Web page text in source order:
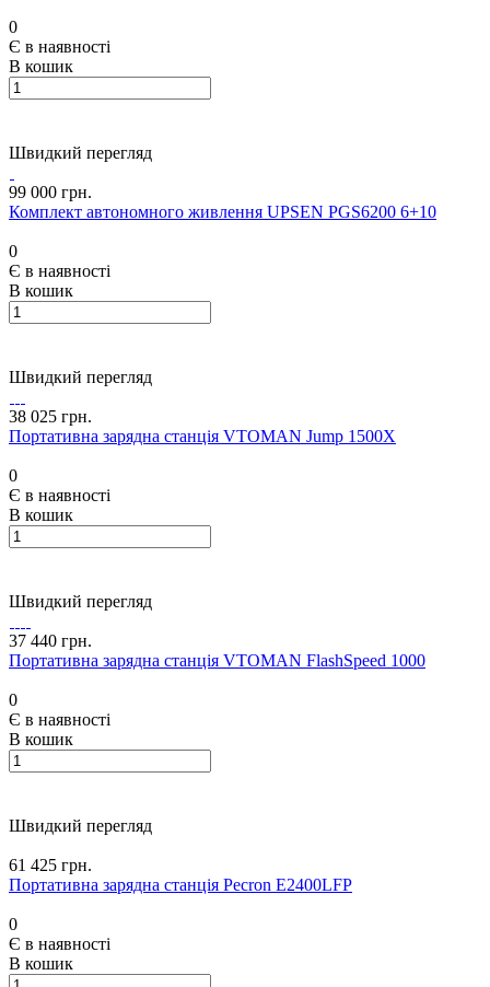
0
Є в наявності
В кошик
Швидкий перегляд
99 000 грн.
Комплект автономного живлення UPSEN PGS6200 6+10
0
Є в наявності
В кошик
Швидкий перегляд
38 025 грн.
Портативна зарядна станція VTOMAN Jump 1500X
0
Є в наявності
В кошик
Швидкий перегляд
37 440 грн.
Портативна зарядна станція VTOMAN FlashSpeed 1000
0
Є в наявності
В кошик
Швидкий перегляд
61 425 грн.
Портативна зарядна станція Pecron E2400LFP
0
Є в наявності
В кошик